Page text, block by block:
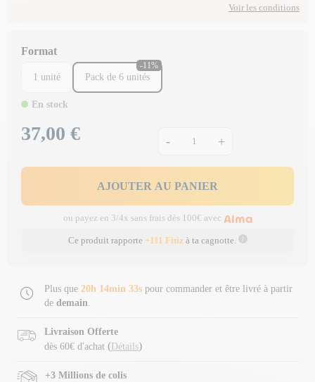
Voir les conditions
Format
1 unité
-11%
Pack de 6 unités
En stock
Prix
37,00 € - +
AJOUTER AU PANIER
ou payez en 3/4x sans frais dès 100€ avec
Ce produit rapporte +111 Fitizà ta cagnotte.
Plus que 20h 14min 33s pour commander et être livré à partir
de demain.
Livraison Offerte
dès 60€ d'achat ( Détails)
+3 Millions de colis